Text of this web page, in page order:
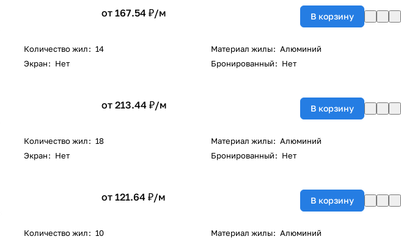
от 167.54 ₽/м В корзину
Количество жил: 14 Материал жилы: Алюминий
Экран: Нет Бронированный: Нет
от 213.44 ₽/м В корзину
Количество жил: 18 Материал жилы: Алюминий
Экран: Нет Бронированный: Нет
от 121.64 ₽/м В корзину
Количество жил: 10 Материал жилы: Алюминий